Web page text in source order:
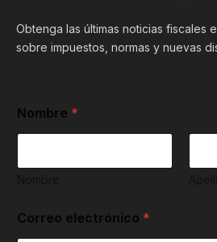
Obtenga las últimas noticias fiscales
sobre impuestos, normas y nuevas
y
Nombre *
Correo electrónico *